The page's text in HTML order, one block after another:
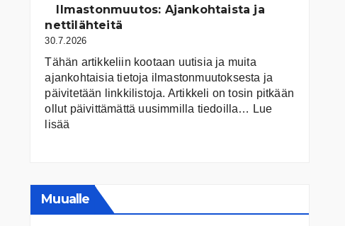
ja
Ilmastonmuutos: Ajankohtaista ja
nettilähteitä
30.7.2026
Tähän artikkeliin kootaan uutisia ja muita
ajankohtaisia tietoja ilmastonmuutoksesta ja
päivitetään linkkilistoja. Artikkeli on tosin pitkään
ollut päivittämättä uusimmilla tiedoilla… Lue
lisää
nettilähteitä
Muualle